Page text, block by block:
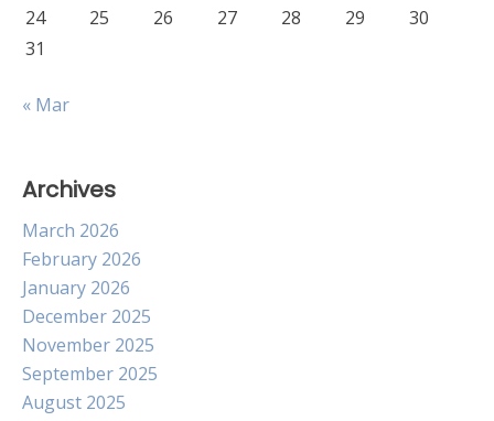
24
25 26 27 28 29
30
31
« Mar
Archives
March 2026
February 2026
January 2026
December 2025
November 2025
September 2025
August 2025